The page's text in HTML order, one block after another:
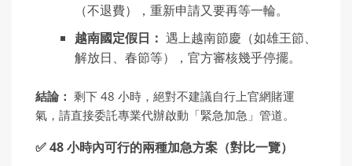
（不退費），重新申請又要再等一輪。
越南國定假日： 遇上越南節慶（如雄王節、
解放日、春節等），官方審核幾乎停擺。
結論： 剩下 48 小時，絕對不建議自行上官網賭運
氣，請直接委託專業代辦啟動「緊急加急」管道。
✅ 48 小時內可行的兩種加急方案（對比一覽）